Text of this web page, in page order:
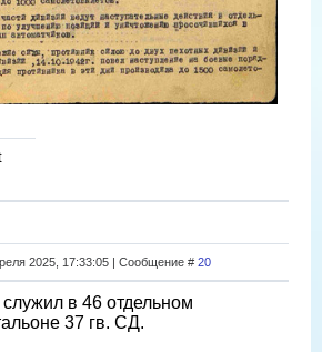
2025, 17:33:05 | Сообщение # 20
в 46 отдельном
37 гв. СД.